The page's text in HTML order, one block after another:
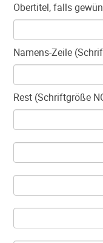
Obertitel, falls
Namens-Zeile
Rest (Schriftgröße